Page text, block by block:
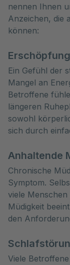
nennen Ihnen
Anzeichen, die
können:
Ein Gefühl der
Mangel an
Betroffene
längeren
sowohl
sich durch
Anhaltende
Chronische
Symptom.
viele
Müdigkeit
den
Viele